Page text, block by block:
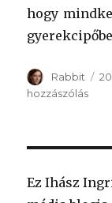
hogy
Szerző
Rabbit
hozzászólás
a
Ez Ihász